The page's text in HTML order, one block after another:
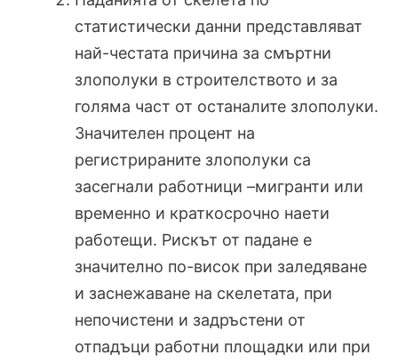
статистически данни представляват
най-честата причина за смъртни
злополуки в строителството и за
голяма част от останалите злополуки.
Значителен процент на
регистрираните злополуки са
засегнали работници –мигранти или
временно и краткосрочно наети
работещи. Рискът от падане е
значително по-висок при заледяване
и заснежаване на скелетата, при
непочистени и задръстени от
отпадъци работни площадки или при